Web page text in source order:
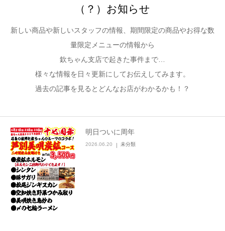
（？）お知らせ
新しい商品や新しいスタッフの情報、期間限定の商品やお得な数
量限定メニューの情報から
欽ちゃん支店で起きた事件まで…
様々な情報を日々更新にしてお伝えしてみます。
過去の記事を見るとどんなお店がわかるかも！？
明日ついに周年
2026.06.20 未分類
加藤商店TOP